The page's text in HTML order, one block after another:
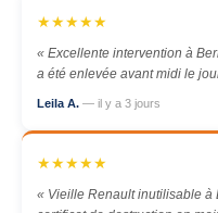
★★★★★
« Excellente intervention à
a été enlevée avant midi le
Leila A. — il y a 3 jours
★★★★★
« Vieille Renault inutilisable à